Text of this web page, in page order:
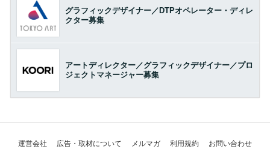
グラフィックデザイナー／DTPオペレーター・ディレ
クター募集
アートディレクター／グラフィックデザイナー／プロ
ジェクトマネージャー募集
運営会社 広告・取材について メルマガ 利用規約 お問い合わせ